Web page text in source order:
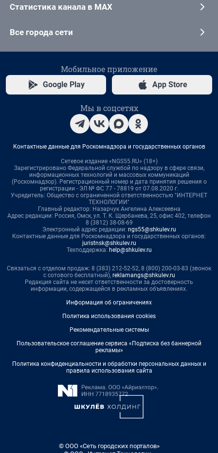
Статистика канала в MAX
Все города сети
Мобильное приложение
Google Play App Store
Мы в соцсетях
Контактные данные для Роскомнадзора и государственных органов
Сетевое издание «NGS55.RU» (18+)
Зарегистрировано Федеральной службой по надзору в сфере связи,
информационных технологий и массовых коммуникаций
(Роскомнадзор). Регистрационный номер и дата принятия решения о
регистрации - ЭЛ № ФС 77 - 78819 от 07.08.2020 г.
Учредитель: Общество с ограниченной ответственностью "ИНТЕРНЕТ
ТЕХНОЛОГИИ"
Главный редактор: Назарчук Ангелина Алексеевна
Адрес редакции: Россия, Омск, ул. Т. К. Щербанева, 25, офис 402, телефон
8 (3812) 38-08-69
Электронный адрес редакции: ngs55@shkulev.ru
Контактные данные для Роскомнадзора и государственных органов:
juristnsk@shkulev.ru
Техподдержка: help@shkulev.ru
Связаться с отделом продаж: 8 (383) 212-52-52, 8 (800) 200-03-83 (звонок
с сотового бесплатный), reklamangs@shkulev.ru
Редакция сайта не несет ответственности за достоверность
информации, содержащейся в рекламных объявлениях.
Информация об ограничениях
Политика использования cookies
Рекомендательные системы
Пользовательское соглашение сервиса «Подписка без баннерной
рекламы»
Политика конфиденциальности и обработки персональных данных и
правила использования сайта
© ООО «Сеть городских порталов»